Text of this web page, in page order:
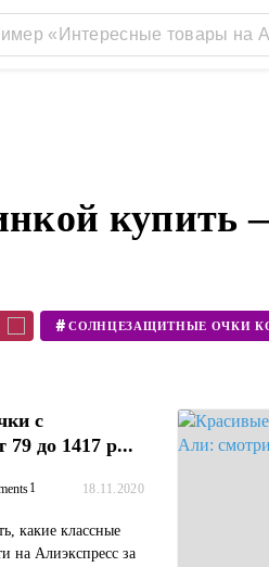
#
с
79 до 1417 р...
1 18.11.2020
какие классные
на Алиэкспресс за